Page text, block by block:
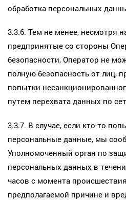
обработка персональных
3.3.6. Тем не менее, несмотря
предпринятые со стороны
безопасности, Оператор не
полную безопасность от лиц,
попытки
путем перехвата данных по
3.3.7. В случае, если кто-то
персональные данные, мы
Уполномоченный орган по
персональных данных в
часов с момента
предполагаемой причине и